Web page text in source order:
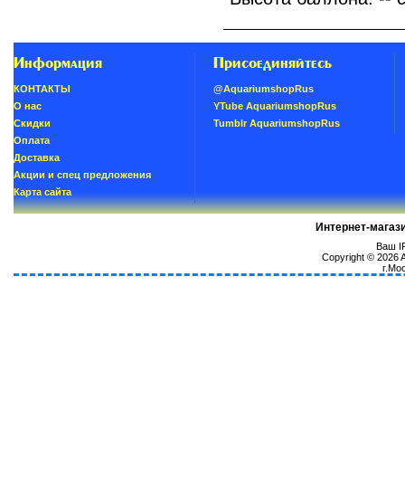
Информация
КОНТАКТЫ
О нас
Скидки
Oплатa
Доставка
Акции и спец предложения
Карта сайта
Присоединяйтесь
@AquariumshopRus
YTube AquariumshopRus
Tumblr AquariumshopRus
Интернет-
Ваш
Copyright © 2026